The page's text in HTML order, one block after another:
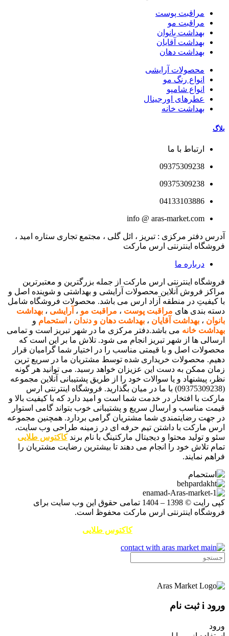
مراقبت پوست
مراقبت مو
بهداشت بانوان
بهداشت آقایان
بهداشت دهان
محصولات آرایشی
انواع رنگ مو
انواع شامپو
عطرهای اورجینال
بهداشت خانه
بلاگ
ارتباط با ما
09375309238
09375309238
04133103886
info @ aras-market.com
آدرس دفتر مرکزی : تبریز ، ائل گلی ، مجتمع تجاری ستاره امید ،
فروشگاه اینترنتی ارس مارکت
درباره ما
فروشگاه اینترنتی ارس مارکت از جمله بزرگترین و معتبرترین
مراکز فروش آنلاین محصولات آرایشی و بهداشتی و شوینده اصل و
با کیفیتِ در منطقه آزاد ارس می باشد. محصولات فروشگاه شامل
دسته بندی های مراقبت پوست ، مراقبت مو ، آرایشی ، بهداشت
بانوان ، بهداشت آقایان ، بهداشت دهان و دندان ، استحمام و
بهداشت خانه می باشد.دفتر مرکزی ما در شهر تبریز است و تمامی
ارسالی ها از شهر تبریز انجام می شود. تلاش ما بر این است که
محصولات اصل و با قیمتی مناسب را در اختیار شما گرامیان قرار
دهیم. محصولات خریداری شده توسط مشتریان ما در سریع ترین
زمان ممکن به دست این عزیزان خواهد رسید. می توانید هر گونه
نظر، پیشنهاد و یا سوالات خود را از طریق پشتیبانی آنلاین مجموعه
(09375309238) با ما در میان بگذارید. فروشگاه اینترنتی ارس
مارکت با افتخار در خدمت شما است و امید دارد که با کیفیت بالا و
قیمت مناسب و ارسال سریع و پشتیبانی خوب بتواند گامی استوار
در جهت رضایتمندی شما مشتریان گرامی بردارد. همچنین مجموعه
ارس مارکت با داشتن تیم حرفه ای در زمینه طراحی وب سایت،
سئو و تولید محتوا و دیجیتال مارکتینگ با نام برندکاکتوس طلایی
تمام تلاش خود را انجام می دهند تا بیشترین رضایت مشتریان را
فراهم نمایند.
کپی رایت © 1398 – 1404 تمامی حقوق این وب سایت برای
فروشگاه اینترنتی ارس مارکت محفوظ است.
کاکتوس طلایی
ورود i ثبت نام
ورود